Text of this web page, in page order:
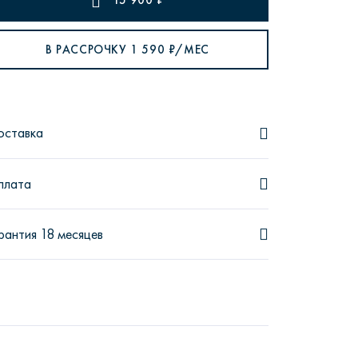
В РАССРОЧКУ 1 590 ₽/МЕС
18 месяцев